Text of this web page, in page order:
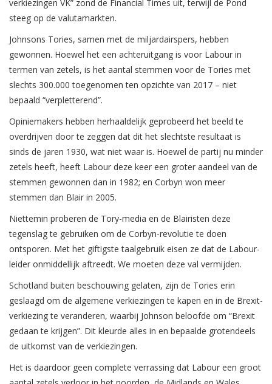
verkiezingen VK” zond de Financial Times uit, terwijl de Pond
steeg op de valutamarkten.
Johnsons Tories, samen met de miljardairspers, hebben
gewonnen. Hoewel het een achteruitgang is voor Labour in
termen van zetels, is het aantal stemmen voor de Tories met
slechts 300.000 toegenomen ten opzichte van 2017 – niet
bepaald “verpletterend”.
Opiniemakers hebben herhaaldelijk geprobeerd het beeld te
overdrijven door te zeggen dat dit het slechtste resultaat is
sinds de jaren 1930, wat niet waar is. Hoewel de partij nu minder
zetels heeft, heeft Labour deze keer een groter aandeel van de
stemmen gewonnen dan in 1982; en Corbyn won meer
stemmen dan Blair in 2005.
Niettemin proberen de Tory-media en de Blairisten deze
tegenslag te gebruiken om de Corbyn-revolutie te doen
ontsporen. Met het giftigste taalgebruik eisen ze dat de Labour-
leider onmiddellijk aftreedt. We moeten deze val vermijden.
Schotland buiten beschouwing gelaten, zijn de Tories erin
geslaagd om de algemene verkiezingen te kapen en in de Brexit-
verkiezing te veranderen, waarbij Johnson beloofde om “Brexit
gedaan te krijgen”. Dit kleurde alles in en bepaalde grotendeels
de uitkomst van de verkiezingen.
Het is daardoor geen complete verrassing dat Labour een groot